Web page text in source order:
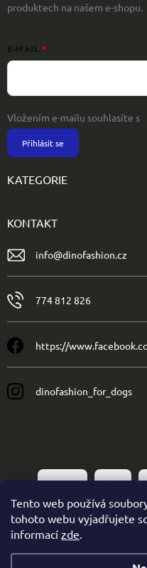
Tento web používá
tohoto webu vyjadřujete
informací zde.
produktech na našem e-shopu.
E-MAIL
Vložením e-mailu souhlasíte s
Přihlásit se
KATEGORIE
KONTAKT
info@dinofashion.cz
774 812 826
https://
dinofashion_for_dogs